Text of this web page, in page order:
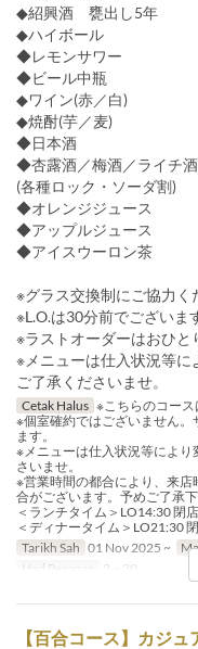
◆紹興酒 甕出し5年
◆ハイボール
◆レモンサワー
◆ビール中瓶
◆ワイン(赤／白)
◆焼酎(芋／麦)
◆日本酒
◆杏露酒／梅酒／ライチ
(各種ロック・ソーダ割)
◆オレンジジュース
◆アップルジュース
◆アイスウーロン茶
※グラス交換制にご協力く
※L.O.は30分前でございま
※ラストオーダーはおひと
※メニューは仕入状況等に
ご了承くださいませ。
Cetak Halus ※こちらのコース
※個室確約ではございません。
ます。
※メニューは仕入状況等によ
さいませ。
※営業時間の都合により、来
合がございます。予めご了承下
＜ランチタイム＞LO14:30 閉
＜ディナータイム＞LO21:30
Tarikh Sah 01 Nov 2025 ~
Had Pesanan
2 ~ 30
【百合コース】カジ